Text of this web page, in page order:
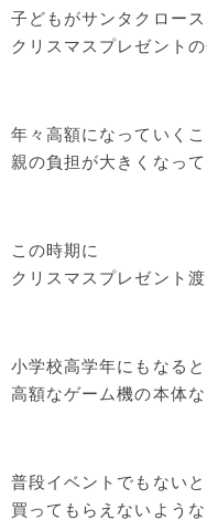
子どもがサンタクロー
クリスマスプレゼント
年々高額になっていく
親の負担が大きくなっ
この時期に
クリスマスプレゼント
小学校高学年にもなると
高額なゲーム機の本体
普段イベントでもないと
買ってもらえないよう